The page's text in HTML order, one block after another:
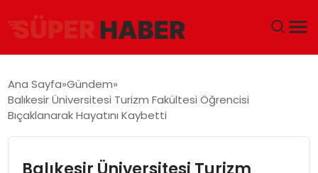
GÜNDEM
Ana Sayfa Gündem
Balıkesir Üniversitesi Turizm Fakültesi Öğrencisi
Bıçaklanarak Hayatını Kaybetti
Balıkesir Üniversitesi Turizm